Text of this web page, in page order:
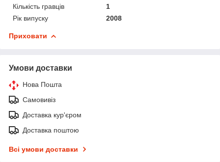
Кількість гравців
1
Рік випуску
2008
Приховати
Умови доставки
Нова Пошта
Самовивіз
Доставка кур'єром
Доставка поштою
Всі умови доставки